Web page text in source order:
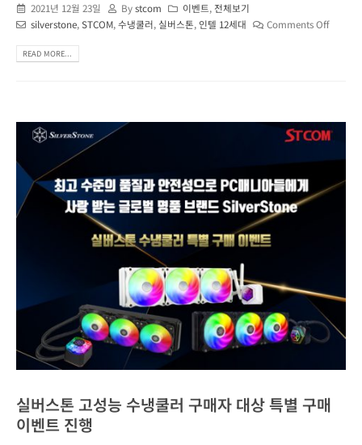
2021년 12월 23일 Bystcom 이벤트, 전체보기
silverstone,STCOM,수냉쿨러, 실버스톤,인텔 12세대 Comments Off
READ MORE...
실버스톤 고성능 수냉쿨러 구매자 대상 특별 구매
이벤트 진행